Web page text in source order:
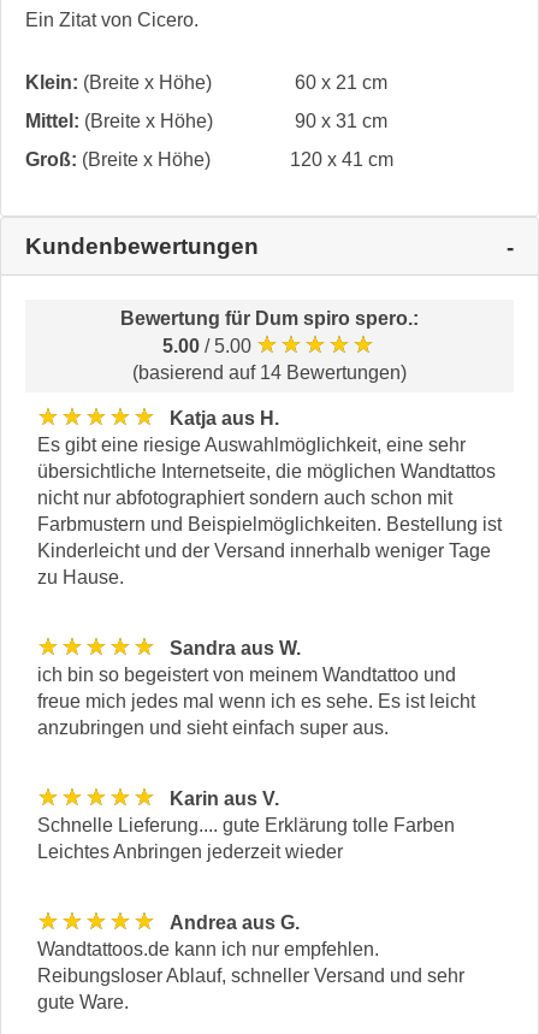
Ein Zitat von Cicero.
Klein: (Breite x Höhe)
60 x 21 cm
Mittel: (Breite x Höhe)
90 x 31 cm
Groß: (Breite x Höhe) 120 x 41 cm
Kundenbewertungen
Bewertung für Dum spiro spero.:
5.00 / 5.00 ★★★★★
(basierend auf 14 Bewertungen)
★★★★★
Katja aus H.
Es gibt eine riesige Auswahlmöglichkeit, eine sehr
übersichtliche Internetseite, die möglichen Wandtattos
nicht nur abfotographiert sondern auch schon mit
Farbmustern und Beispielmöglichkeiten. Bestellung ist
Kinderleicht und der Versand innerhalb weniger Tage
zu Hause.
★★★★★
Sandra aus W.
ich bin so begeistert von meinem Wandtattoo und
freue mich jedes mal wenn ich es sehe. Es ist leicht
anzubringen und sieht einfach super aus.
★★★★★
Karin aus V.
Schnelle Lieferung.... gute Erklärung tolle Farben
Leichtes Anbringen jederzeit wieder
★★★★★
Andrea aus G.
Wandtattoos.de kann ich nur empfehlen.
Reibungsloser Ablauf, schneller Versand und sehr
gute Ware.